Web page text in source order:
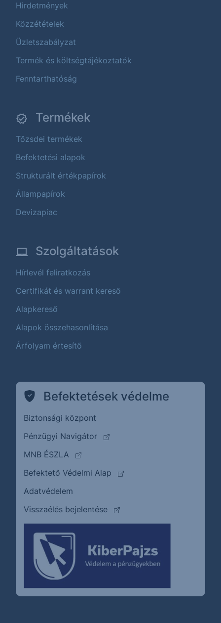
Hirdetmények
Közzétételek
Üzletszabályzat
Termék és költségtájékoztatók
Fenntarthatóság
Termékek
Tőzsdei termékek
Befektetési alapok
Strukturált értékpapírok
Állampapírok
Devizapiac
Szolgáltatások
Hírlevél feliratkozás
Certifikát és warrant kereső
Alapkereső
Alapok összehasonlítása
Árfolyam értesítő
Befektetések védelme
Biztonsági központ
Pénzügyi Navigátor
(külső oldalra ugrik)
MNB ÉSZLA
(külső oldalra ugrik)
Befektető Védelmi Alap
(külső oldalra ugrik)
Adatvédelem
Visszaélés bejelentése
(külső oldalra ugrik)